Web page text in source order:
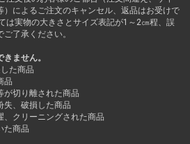
）によるご注文のキャンセル、返品はお受けで
は実物の大きさとサイズ表記が1～2㎝程、誤
了承ください。
ません。
た商品
品
が切り離された商品
失、破損した商品
、クリーニングされた商品
た商品